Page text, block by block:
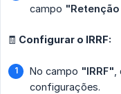
campo
🧾 Configurar o IRRF:
No campo "IRRF"
configurações.